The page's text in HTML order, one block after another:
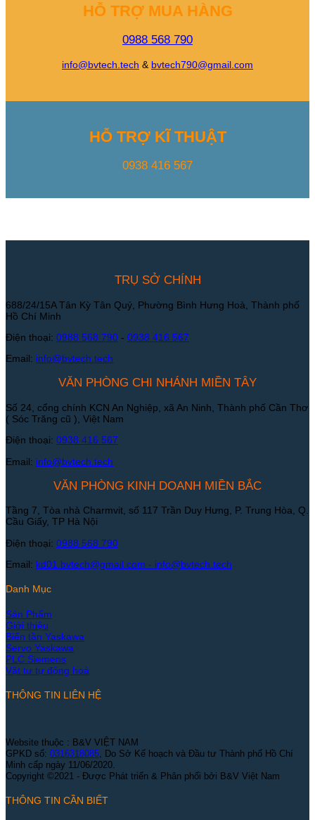
HỖ TRỢ MUA HÀNG
0988 568 790
info@bvtech.tech & bvtech790@gmail.com
HỖ TRỢ KĨ THUẬT
0938 416 567
TRỤ SỞ CHÍNH
688/24/15A Tân Kỳ Tân Quý, Phường Bình Hưng Hoà, Thành phố
Hồ Chí Minh
Điện thoại: 0988 568 790 - 0938 416 567
Email: info@bvtech.tech
VĂN PHÒNG CHI NHÁNH MIỀN TÂY
Số 24, cổng chính KCN An Nghiệp, xã An Ninh, Thành phố Cần Thơ
( Sóc Trăng cũ ), Việt Nam
Điện thoại: 0938 416 567
Email: info@bvtech.tech
VĂN PHÒNG KINH DOANH MIỀN BẮC
Tầng 7, Tòa nhà Charmvit, số 117 Trần Duy Hưng, P. Trung Hòa, Q.
Cầu Giấy, TP Hà Nội
Điện thoại: 0988 568 790
Email: kd01.bvtech@gmail.com - info@bvtech.tech
Danh Mục
Sản Phẩm
Giới thiệu
Biến tần Yaskawa
Servo Yaskawa
PLC Siemens
Vật tư tự động hoá
THÔNG TIN LIÊN HỆ
Website thuộc : B&V VIỆT NAM
GPKD số: 0316318085 , Do Sở Kế hoạch và Đầu tư Thành phố Hồ Chí
Minh cấp ngày 11/06/2020.
Copyright ©2021 - Được Phát triển & Phân phối bởi B&V Việt Nam
THÔNG TIN CẦN BIẾT